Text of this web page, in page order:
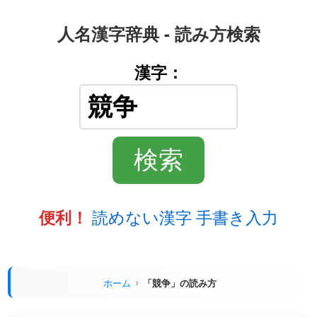
人名漢字辞典 - 読み方検索
漢字：
便利！ 読めない漢字 手書き入力
ホーム 「競争」の読み方